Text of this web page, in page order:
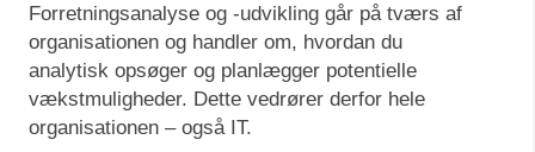
Forretningsanalyse og -udvikling går på tværs af
organisationen og handler om, hvordan du
analytisk opsøger og planlægger potentielle
vækstmuligheder. Dette vedrører derfor hele
organisationen – også IT.